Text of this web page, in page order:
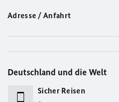
Adresse / Anfahrt
Deutschland und die Welt
Sicher Reisen